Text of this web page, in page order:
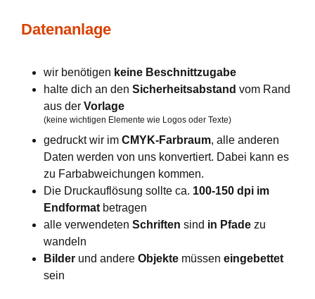
Datenanlage
wir benötigen keine Beschnittzugabe
halte dich an den Sicherheitsabstand vom Rand
aus der Vorlage
(keine wichtigen Elemente wie Logos oder Texte)
gedruckt wir im CMYK-Farbraum, alle anderen
Daten werden von uns konvertiert. Dabei kann es
zu Farbabweichungen kommen.
Die Druckauflösung sollte ca. 100-150 dpi im
Endformat betragen
alle verwendeten Schriften sind in Pfade zu
wandeln
Bilder und andere Objekte müssen eingebettet
sein